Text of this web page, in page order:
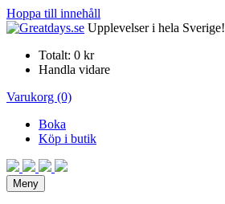
Hoppa till innehåll
Upplevelser i hela Sverige!
Totalt: 0 kr
Handla vidare
Varukorg (0)
Boka
Köp i butik
Meny